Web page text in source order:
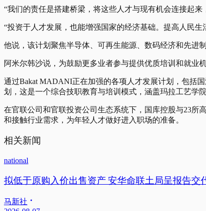
“我们的责任是搭建桥梁，将这些人才与现有机会连接起来
“投资于人才发展，也能增强国家的经济基础。提高人民
他说，该计划聚焦半导体、可再生能源、数码经济和先进
阿米尔韩沙说，为鼓励更多业者参与提供优质培训和就业
通过Bakat MADANI正在加强的各项人才发展计划，包括
划，这是一个综合技职教育与培训模式，涵盖玛拉工艺学
在官联公司和官联投资公司生态系统下，国库控股与23所
和接触行业需求，为年轻人才做好进入职场的准备。
相关新闻
national
拟低于原购入价出售资产 安华命联土局呈报告交
马新社